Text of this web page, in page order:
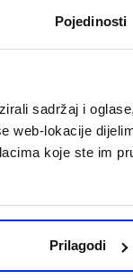
Pojedinosti
sadržaj i
web-lokacije
koje ste im
Prilagodi
U